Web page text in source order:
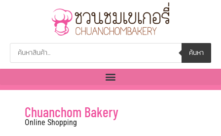
ค้นหา
Chuanchom Bakery
Online Shopping